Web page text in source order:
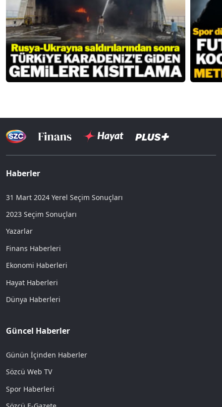
Haberler
31 Mart 2024 Yerel Seçim Sonuçları
2023 Seçim Sonuçları
Yazarlar
Finans Haberleri
Ekonomi Haberleri
Hayat Haberleri
Dünya Haberleri
Güncel Haberler
Günün İçinden Haberler
Sözcü Web TV
Spor Haberleri